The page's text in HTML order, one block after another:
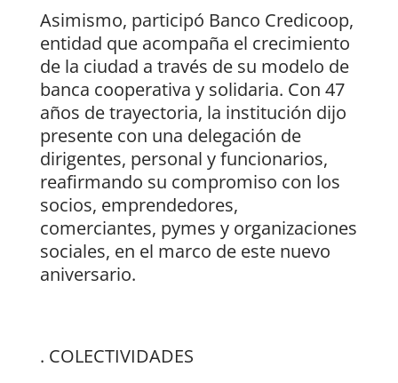
Asimismo, participó Banco Credicoop,
entidad que acompaña el crecimiento
de la ciudad a través de su modelo de
banca cooperativa y solidaria. Con 47
años de trayectoria, la institución dijo
presente con una delegación de
dirigentes, personal y funcionarios,
reafirmando su compromiso con los
socios, emprendedores,
comerciantes, pymes y organizaciones
sociales, en el marco de este nuevo
aniversario.
. COLECTIVIDADES